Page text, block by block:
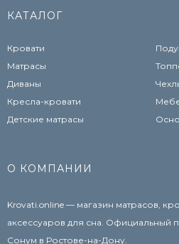
КАТАЛОГ
Кровати
Матрасы
Диваны
Кресла-кровати
Детские матрасы
О КОМПАНИИ
Krovati.online — магазин матрасов,
аксессуаров для сна. Официальный
Сонум в Ростове-на-Дону.